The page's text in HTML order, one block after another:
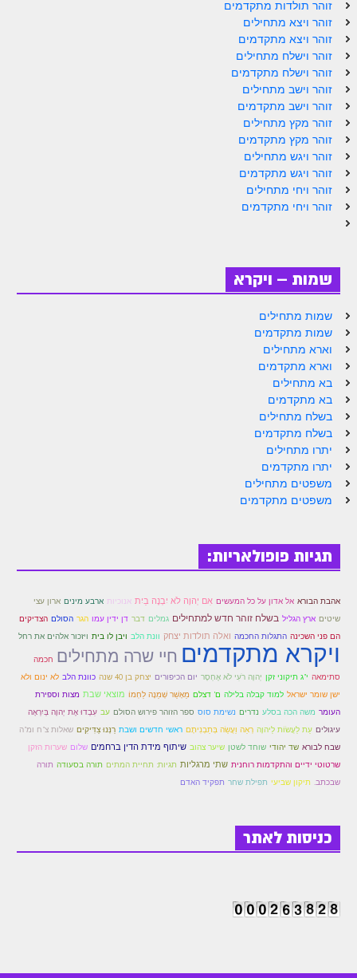
זוהר בהעלותך למתקדמים
זוהר שלח לך למתחילים
זוהר שלח לך למתקדמים
זוהר קורח למתקדמים
חוקת למתחילים
חוקת מתקדמים
זוהר בלק למתחילים
זוהר פנחס למתחילים
ספר הזוהר – דברים
זוהר ואתחנן למתחילים
זוהר ואתחנן למתקדמים
זוהר הקדוש עקב למתקדמים
זהר שופטים מתחילים
זוהר כי תצא מתחילים
זוהר כי תצא מתקדמים
זוהר וילך השקפה
זוהר וילך מתקדמים
שידור חי
אודות האתר
אודות אתר הזוהר היומי
ספר הזוהר
זוהר תולדות מתקדמים
זוהר ויצא מתחילים
זוהר ויצא מתקדמים
זוהר וישלח מתחילים
זוהר וישלח מתקדמים
זוהר וישב מתחילים
זוהר וישב מתקדמים
זוהר מקץ מתחילים
זוהר מקץ מתקדמים
זוהר ויגש מתחילים
זוהר ויגש מתקדמים
זוהר ויחי מתחילים
זוהר ויחי מתקדמים
שמות – ויקרא
שמות מתחילים
שמות מתקדמים
וארא מתחילים
וארא מתקדמים
בא מתחילים
בא מתקדמים
בשלח מתחילים
בשלח מתקדמים
יתרו מתחילים
יתרו מתקדמים
משפטים מתחילים
משפטים מתקדמים
תגיות פופולאריות:
אהבת הבורא אל אדון על כל המעשים אִם יְהוָה לֹא יִבְנֶה בַיִת אנוכיות ארבע מינים ארון עצי
שיטים ארץ הגליל בשלח זוהר חדש למתחילים גמלים דבר דן ידין עמו הגר הסולם הצדיקים
הם פני השכינה התגלות החכמה ואלה תולדות יצחק וונת הלב ויבן לו בית ויזכור אלהים את רחל
ויקרא מתקדמים חיי שרה מתחילים חכמה
סתימאה י"ג תיקוני זקן יְהוָה רֹעִי לֹא אֶחְסָר יום הכיפורים יצחק בן 40 שנה כוונת הלב לא ינום ולא
ישן שומר ישראל למוד קבלה בלילה ם' דצלם מֵאָשֵׁר שְׁמֵנָה לַחְמוֹ מוצאי שבת מצות וספירת
העומר משה הכה בסלע נדרים נשימת סוס ספר הזוהר פירוש הסולם עב עִבְדוּ אֶת יְהוָה בְּיִרְאָה
עיגולים עֵת לַעֲשׂוֹת לַיהוָה רְאֵה וַעֲשֵׂה בְּתַבְנִיתָם ראשי חדשים ושבת רַנְּנוּ צַדִּיקִים שאלות צ"ח ומ"ה
שבח לבורא שד יהודי שוחד לשטן שיער צהוב שיתוף מידת הדין ברחמים שלום שערות הזקן
שרטוטי ידיים והתקדמות רוחנית שתי מרגליות תגיות: תחיית המתים תורה בסעודה תורה
שבכתב. תיקון שביעי תפילת שחר תפקיד האדם
כניסות לאתר